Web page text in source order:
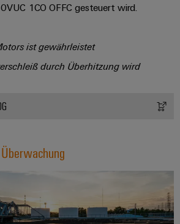
1CO OFFC gesteuert wird.
ist gewährleistet
durch Überhitzung wird